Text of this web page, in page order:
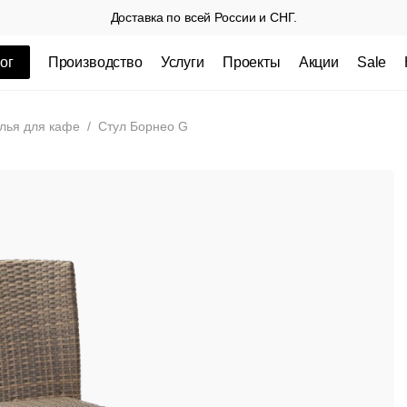
Доставка по всей России и СНГ.
Производство Услуги Проекты Акции Sale
товары
для кафе / Стул Борнео G